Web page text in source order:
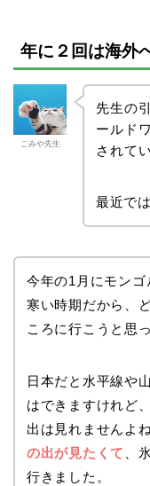
年に２回は海外
こみや先生
先生の
ールド
されて
最近で
今年の1月にモンゴ
寒い時期だから、
ころに行こうと思
日本だと水平線や
はできますけれど
出は見れませんよ
の出が見たくて 、
行きました。